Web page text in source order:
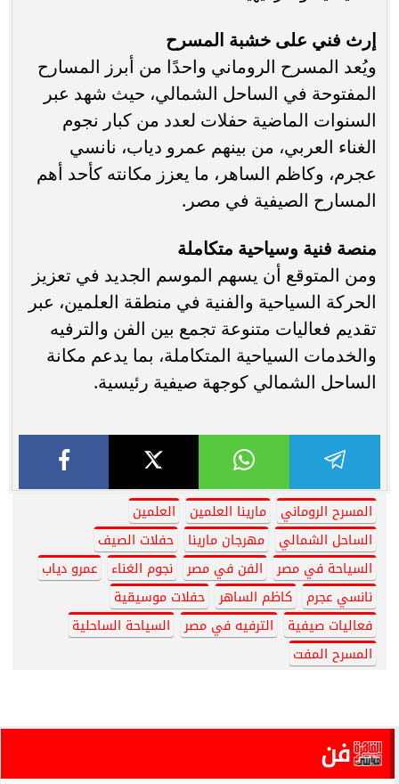
إرث فني على خشبة المسرح
ويُعد المسرح الروماني واحدًا من أبرز المسارح
المفتوحة في الساحل الشمالي، حيث شهد عبر
السنوات الماضية حفلات لعدد من كبار نجوم
الغناء العربي، من بينهم عمرو دياب، نانسي
عجرم، وكاظم الساهر، ما يعزز مكانته كأحد أهم
المسارح الصيفية في مصر.
منصة فنية وسياحية متكاملة
ومن المتوقع أن يسهم الموسم الجديد في تعزيز
الحركة السياحية والفنية في منطقة العلمين، عبر
تقديم فعاليات متنوعة تجمع بين الفن والترفيه
والخدمات السياحية المتكاملة، بما يدعم مكانة
الساحل الشمالي كوجهة صيفية رئيسية.
المسرح الروماني مارينا العلمين
العلمين
الساحل الشمالي
مهرجان مارينا
حفلات الصيف
السياحة في مصر
الفن في مصر نجوم الغناء
عمرو دياب
نانسي عجرم
كاظم الساهر
حفلات موسيقية
فعاليات صيفية
الترفيه في مصر
السياحة الساحلية
المسرح المفت
فن